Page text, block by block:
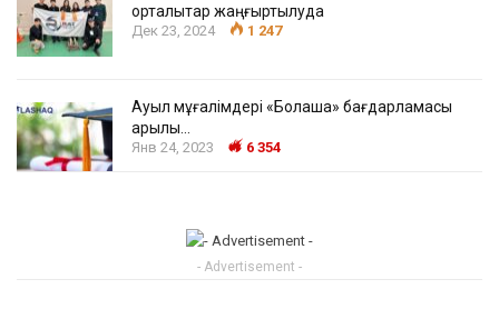
орталықтар жаңғыртылуда
Дек 23, 2024 1 247
Ауыл мұғалімдері «Болашақ» бағдарламасы
арқылы…
Янв 24, 2023 6 354
- Advertisement -